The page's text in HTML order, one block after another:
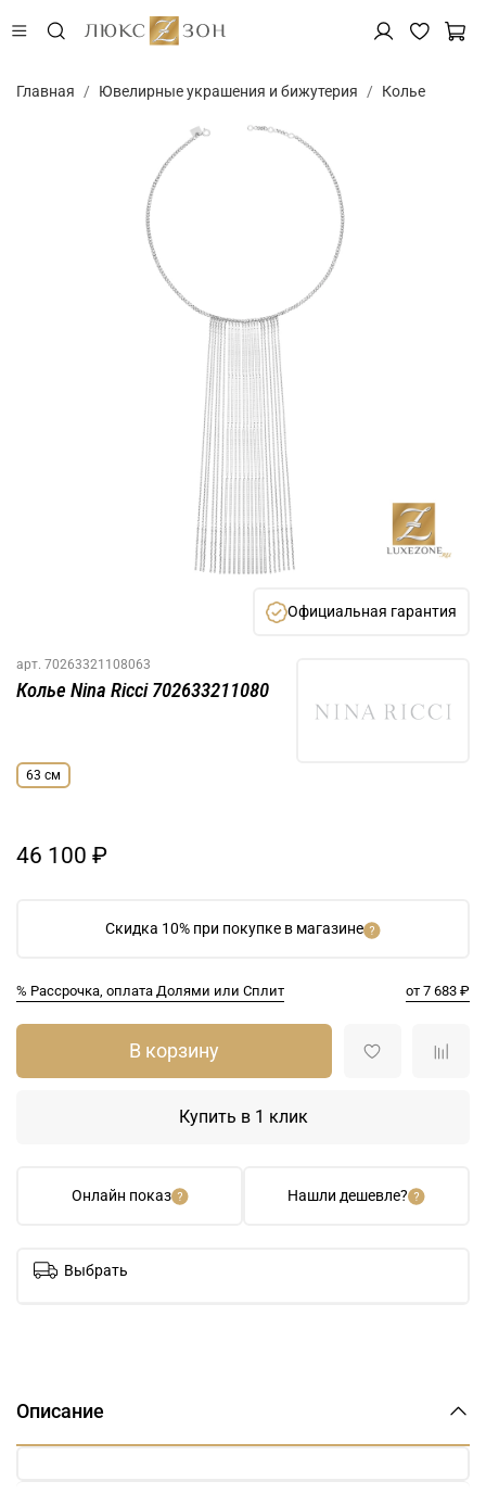
Главная Ювелирные украшения и бижутерия Колье
Официальная гарантия
арт. 70263321108063
Скидка 10% при покупке в магазине
% Рассрочка, оплата Долями или Сплит от 7 683 ₽
Колье Nina Ricci 702633211080
63 см
46 100 ₽
Онлайн показ Нашли дешевле?
В корзину
Купить в 1 клик
Выбрать
Описание